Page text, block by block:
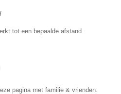
tot een bepaalde afstand.
pagina met familie & vrienden: